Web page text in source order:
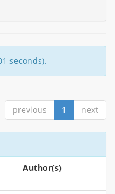
seconds).
previous 1 next
Author(s)